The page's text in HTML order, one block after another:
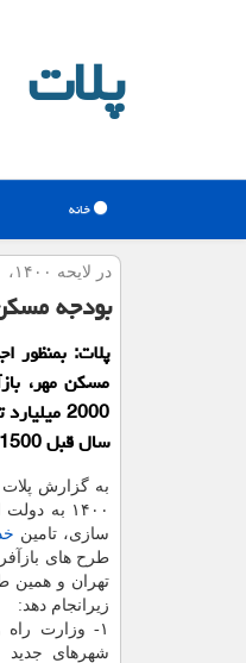
پلات
خانه
در لایحه ۱۴۰۰،
بودجه مسكن دولتی
پلات: بمنظور
مسکن مهر،
سال قبل 1500 میلیارد تومان بود.
۱۴۰۰ به
سازی، تامین
طرح های
تهران و همین
زیرانجام دهد:
۱- وزارت
شهرهای